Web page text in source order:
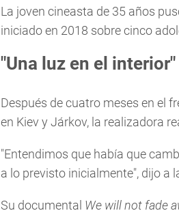
La joven cineasta de 35 años
iniciado en 2018 sobre cinco
"Una luz en el interior"
Después de cuatro meses en el
en Kiev y Járkov, la realizadora
"Entendimos que había que
a lo previsto inicialmente", dijo a
Su documental We will not fade